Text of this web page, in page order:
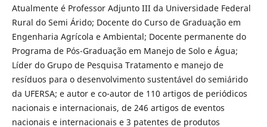
Atualmente é Professor Adjunto III da Universidade Federal
Rural do Semi Árido; Docente do Curso de Graduação em
Engenharia Agrícola e Ambiental; Docente permanente do
Programa de Pós-Graduação em Manejo de Solo e Água;
Líder do Grupo de Pesquisa Tratamento e manejo de
resíduos para o desenvolvimento sustentável do semiárido
da UFERSA; e autor e co-autor de 110 artigos de periódicos
nacionais e internacionais, de 246 artigos de eventos
nacionais e internacionais e 3 patentes de produtos